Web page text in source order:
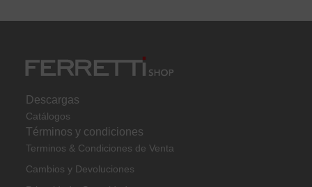
Descargas
Catálogos
Términos y condiciones
Terminos & Condiciones de Venta
Cambios y Devoluciones